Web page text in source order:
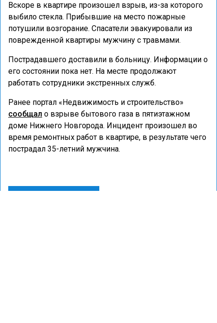
Вскоре в квартире произошел взрыв, из-за которого
выбило стекла. Прибывшие на место пожарные
потушили возгорание. Спасатели эвакуировали из
поврежденной квартиры мужчину с травмами.
Пострадавшего доставили в больницу. Информации о
его состоянии пока нет. На месте продолжают
работать сотрудники экстренных служб.
Ранее портал «Недвижимость и строительство»
сообщал о взрыве бытового газа в пятиэтажном
доме Нижнего Новгорода. Инцидент произошел во
время ремонтных работ в квартире, в результате чего
пострадал 35-летний мужчина.